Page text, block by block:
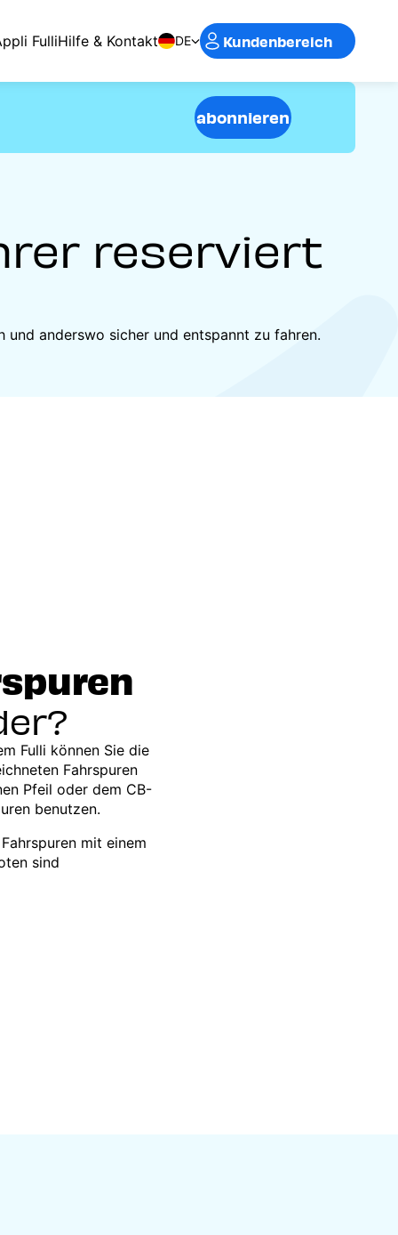
FulliHilfe & Kontakt DE Kundenbereich
abonnieren
reserviert
anderswo sicher und entspannt zu fahren.
Fulli können Sie die
Fahrspuren
Pfeil oder dem CB-
benutzen.
mit einem
sind